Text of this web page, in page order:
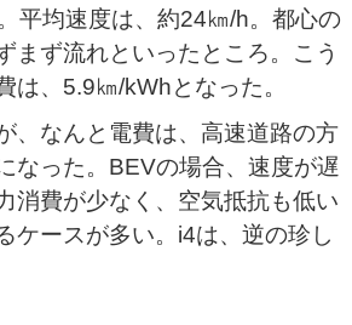
平均速度は、約24㎞/h。都心の
まず流れといったところ。こう
は、5.9㎞/kWhとなった。
、なんと電費は、高速道路の方
なった。BEVの場合、速度が遅
消費が少なく、空気抵抗も低い
ケースが多い。i4は、逆の珍し